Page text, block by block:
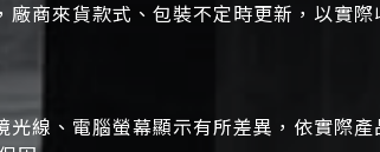
商來貨款式、包裝不定時更新，以實際
線、電腦螢幕顯示有所差異，依實際產